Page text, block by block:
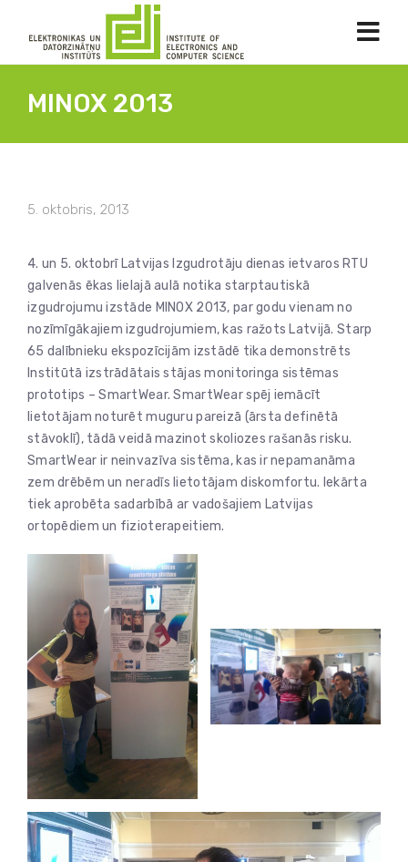
MINOX 2013
5. oktobris, 2013
4. un 5. oktobrī Latvijas Izgudrotāju dienas ietvaros RTU
galvenās ēkas lielajā aulā notika starptautiskā
izgudrojumu izstāde MINOX 2013, par godu vienam no
nozīmīgākajiem izgudrojumiem, kas ražots Latvijā. Starp
65 dalībnieku ekspozīcijām izstādē tika demonstrēts
Institūtā izstrādātais stājas monitoringa sistēmas
prototips – SmartWear. SmartWear spēj iemācīt
lietotājam noturēt muguru pareizā (ārsta definētā
stāvoklī), tādā veidā mazinot skoliozes rašanās risku.
SmartWear ir neinvazīva sistēma, kas ir nepamanāma
zem drēbēm un neradīs lietotājam diskomfortu. Iekārta
tiek aprobēta sadarbībā ar vadošajiem Latvijas
ortopēdiem un fizioterapeitiem.